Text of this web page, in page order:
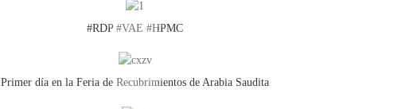
#RDP #VAE #HPMC
Primer día en la Feria de Recubrimientos de Arabia Saudita